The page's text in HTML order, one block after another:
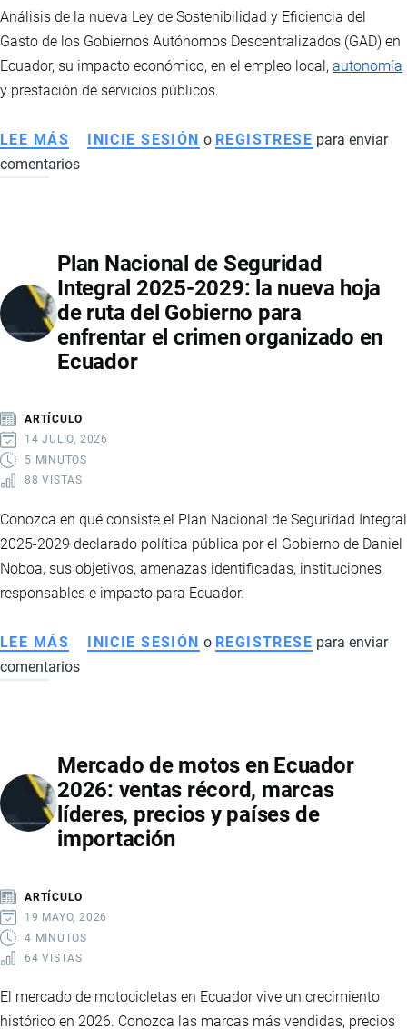
Análisis de la nueva Ley de Sostenibilidad y Eficiencia del
Gasto de los Gobiernos Autónomos Descentralizados (GAD) en
Ecuador, su impacto económico, en el empleo local, autonomía
y prestación de servicios públicos.
LEE MÁS SOBRE
REFORMA
ECUADOR:
IMPLICACIONES
ECONÓMICAS,
EMPLEO
Y
INICIE SESIÓN o REGISTRESE para enviar
comentarios
Plan Nacional de Seguridad
Integral 2025-2029: la nueva hoja
de ruta del Gobierno para
enfrentar el crimen organizado en
Ecuador
ARTÍCULO
14 JULIO, 2026
5 MINUTOS
88 VISTAS
Conozca en qué consiste el Plan Nacional de Seguridad Integral
2025-2029 declarado política pública por el Gobierno de Daniel
Noboa, sus objetivos, amenazas identificadas, instituciones
responsables e impacto para Ecuador.
LEE MÁS SOBRE
PLAN
INTEGRAL
2025-
2029:
LA
DE
RUTA
DEL
INICIE SESIÓN o REGISTRESE para enviar
comentarios
Mercado de motos en Ecuador
2026: ventas récord, marcas
líderes, precios y países de
importación
ARTÍCULO
19 MAYO, 2026
4 MINUTOS
64 VISTAS
El mercado de motocicletas en Ecuador vive un crecimiento
histórico en 2026. Conozca las marcas más vendidas, precios